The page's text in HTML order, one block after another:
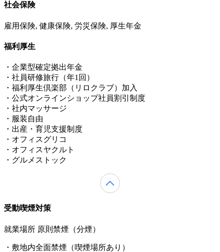
社会保険
雇用保険, 健康保険, 労災保険, 厚生年金
福利厚生
・企業型確定拠出年金
・社員研修旅行（年1回）
・福利厚生倶楽部（リロクラブ）加入
・公式オンラインショップ社員割引制度
・社内マッサージ
・服装自由
・出産・育児支援制度
・オフィスグリコ
・オフィスヤクルト
・グルメストック
受動喫煙対策
就業場所 原則禁煙（分煙）
・敷地内全面禁煙（喫煙場所あり）